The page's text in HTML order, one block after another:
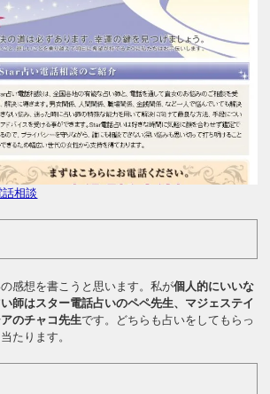
相談
感想を書こうと思います。私が個人的にいいな
師はスター電話占いのペペ先生、マジェステイ
のチャコ先生です。どちらも占いをしてもらっ
たります。